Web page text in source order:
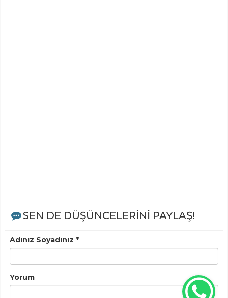
SEN DE DÜŞÜNCELERİNİ PAYLAŞ!
Adınız Soyadınız *
Yorum